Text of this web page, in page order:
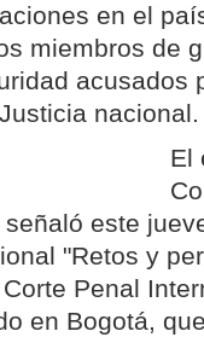
en el
miembros de
acusados
nacional.
El
este
"Retos y
Penal
en Bogotá,